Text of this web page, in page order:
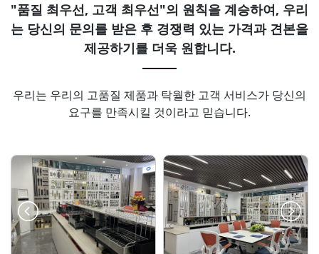
"품질 최우선, 고객 최우선"의 원칙을 계승하여, 우리
는 당신의 문의를 받은 후 경쟁력 있는 가격과 견본을
제공하기를 더욱 원합니다.
우리는 우리의 고품질 제품과 탁월한 고객 서비스가 당신의
요구를 만족시킬 것이라고 믿습니다.